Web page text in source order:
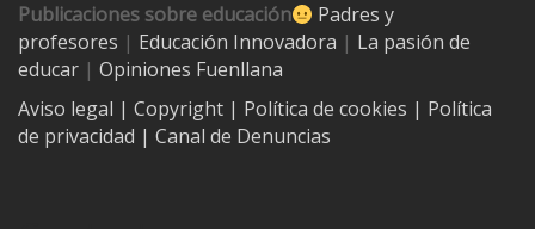
Publicaciones sobre educación
Padres y
profesores | Educación Innovadora | La pasión de
educar | Opiniones Fuenllana
Aviso legal | Copyright | Política de cookies | Política
de privacidad | Canal de Denuncias